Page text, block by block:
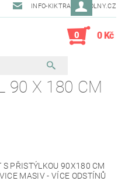
INFO-KIKTRADE@VOLNY.CZ
0 0 Kč
90 X 180 CM
S PŘISTÝLKOU 90X180 CM
MASIV - VÍCE ODSTÍNŮ